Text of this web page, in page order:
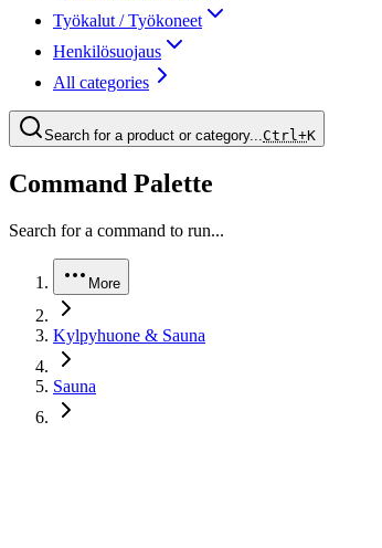
Työkalut / Työkoneet
Henkilösuojaus
All categories
Search for a product or category... Ctrl+K
Command Palette
Search for a command to run...
More
Kylpyhuone & Sauna
Sauna